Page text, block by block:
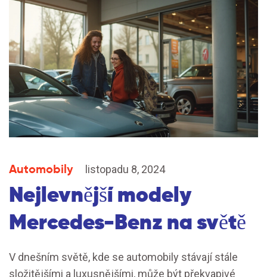
Automobily listopadu 8, 2024
Nejlevnější modely
Mercedes-Benz na světě
V dnešním světě, kde se automobily stávají stále
složitějšími a luxusnějšími, může být překvapivé